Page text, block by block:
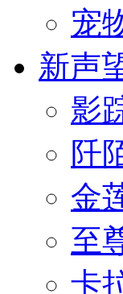
宠
新声
影
阡
金
至
卡